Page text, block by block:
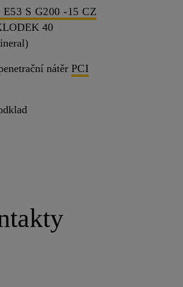
S G200 -15 CZ
40
nátěr PCI